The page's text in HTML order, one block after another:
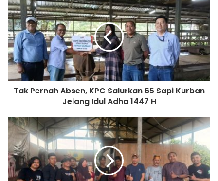
Tak Pernah Absen, KPC Salurkan 65 Sapi Kurban
Jelang Idul Adha 1447 H